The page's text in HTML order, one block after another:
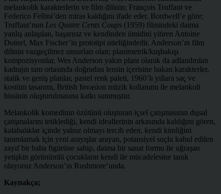
melankolik karakterlerin ve film dilinin; François Truffaut ve
Federico Fellini’den miras kaldığını ifade eder. Bordwell’e göre;
Truffaut’nun Les Quatre Cents Coups (1959) filmindeki daima
yanlış anlaşılan, başarısız ve kendinden ümidini yitiren Antoine
Doinel, Max Fischer’in prototipi niteliğindedir. Anderson’ın film
dilinin vazgeçilmez unsurları olan; planimetrik/kuşbakışı
kompozisyonlar, Wes Anderson yakın planı olarak da adlandırılan
kadrajın tam ortasında doğrudan lensin içerisine bakan karakterler,
statik ve geniş planlar, pastel renk paleti, 1960’lı yıllara saç ve
kostüm tasarımı, British Invasion müzik kullanımı ile melankoli
hissinin oluşturulmasına katkı sunmuştur.
Melankolik komedinin özütünü oluşturan içsel çatışmasının dışsal
çatışmalarını tetiklediği, kendi ideallerinin arkasında kaldığını gören,
kalabalıklar içinde yalnız olmayı tercih eden, kendi kimliğini
tanımlamak için yeni arayışlar arayan, potansiyel suçlu kabul edilen
zayıf bir baba figürüne sahip, daima bir sanat formu ile uğraşan
yetişkin görünümlü çocukların kendi ile mücadelesine tanık
oluyoruz Anderson’ın Rushmore’unda.
Kaynakça;